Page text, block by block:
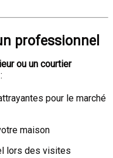
professionnel
ou un courtier
pour le marché
maison
lors des visites